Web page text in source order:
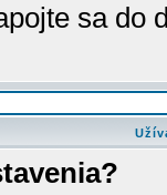
sa do